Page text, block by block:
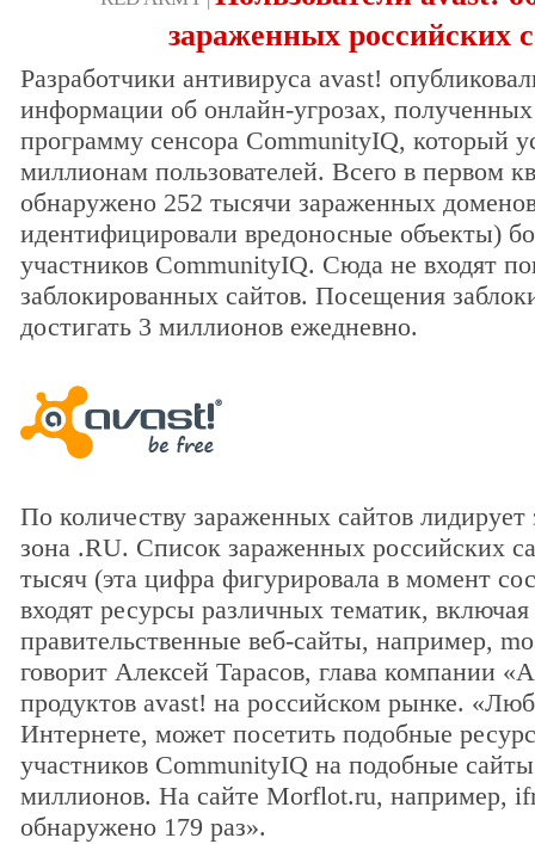
зараженных российских
Разработчики антивируса avast!
информации об онлайн-угрозах,
программу сенсора CommunityIQ, который
миллионам пользователей. Всего в первом
обнаружено 252 тысячи зараженных
идентифицировали вредоносные объекты)
участников CommunityIQ. Сюда не входят
заблокированных сайтов. Посещения
достигать 3 миллионов ежедневно.
По количеству зараженных сайтов
зона .RU. Список зараженных российских
тысяч (эта цифра фигурировала в момент
входят ресурсы различных тематик,
правительственные веб-сайты, например,
говорит Алексей Тарасов, глава компании
продуктов avast! на российском рынке.
Интернете, может посетить подобные
участников CommunityIQ на подобные
миллионов. На сайте Morflot.ru, например,
обнаружено 179 раз».